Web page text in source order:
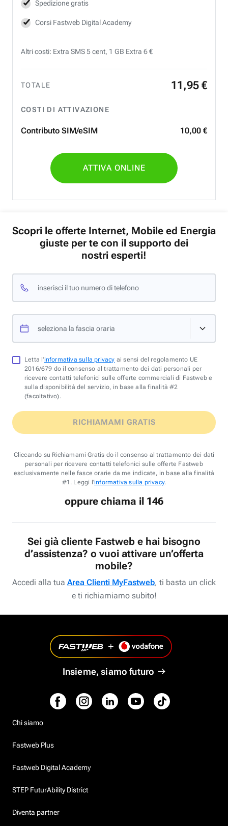
Spedizione gratis
Corsi Fastweb Digital Academy
Altri costi: Extra SMS 5 cent, 1 GB Extra 6 €
TOTALE 11 ,95 €
COSTI DI ATTIVAZIONE
Contributo SIM/eSIM 10,00 €
ATTIVA ONLINE
Scopri le offerte Internet, Mobile ed Energia
giuste per te con il supporto dei
nostri esperti!
inserisci il tuo numero di telefono
seleziona la fascia oraria
Letta l'informativa sulla privacy ai sensi del regolamento UE
2016/679 do il consenso al trattamento dei dati personali per
ricevere contatti telefonici sulle offerte commerciali di Fastweb e
sulla disponibilità del servizio, in base alla finalità #2
(facoltativo).
RICHIAMAMI GRATIS
Cliccando su Richiamami Gratis do il consenso al trattamento dei dati
personali per ricevere contatti telefonici sulle offerte Fastweb
esclusivamente nelle fasce orarie da me indicate, in base alla finalità
#1. Leggi l'informativa sulla privacy.
oppure chiama il 146
Sei già cliente Fastweb e hai bisogno
d’assistenza? o vuoi attivare un’offerta
mobile?
Accedi alla tua Area Clienti MyFastweb, ti basta un click
e ti richiamiamo subito!
Insieme, siamo futuro
Chi siamo
Fastweb Plus
Fastweb Digital Academy
STEP FuturAbility District
Diventa partner